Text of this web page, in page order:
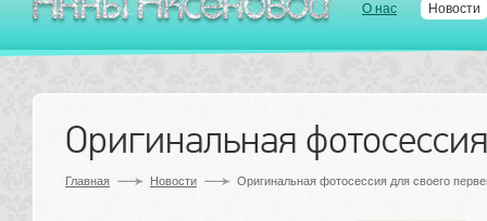
О нас Новости
Оригинальная
Главная Новости Оригинальная фотосессия для своего